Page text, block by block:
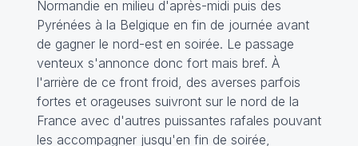
Normandie en milieu d'après-midi puis des
Pyrénées à la Belgique en fin de journée avant
de gagner le nord-est en soirée. Le passage
venteux s'annonce donc fort mais bref. À
l'arrière de ce front froid, des averses parfois
fortes et orageuses suivront sur le nord de la
France avec d'autres puissantes rafales pouvant
les accompagner jusqu'en fin de soirée,